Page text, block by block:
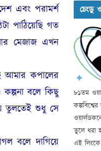
এবং পরামর্শ
পাঠিয়েছি গত
মেজাজ এখন
আমার কপালের
বলে কিছু
তুলতেই শুধু সে
বলে দাগিয়ে
চেংডু
৮১তম
তুলে ধরা
এই